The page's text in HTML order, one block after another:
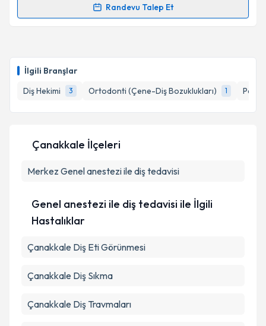
İlgili Branşlar
Diş Hekimi
3 Ortodonti (Çene-Diş Bozuklukları) 1
kapsamda işlenmesini kabul ediyorum.
Randevu Talep Et
Randevu Takvimi Talebi
takvim hazırlandığında e-posta ile bilgilendireceğiz.
E-posta Adresiniz
Metni'ni okudum ve kişisel verilerimin belirtilen
Çanakkale İlçeleri
Merkez Genel anestezi ile diş tedavisi
Genel anestezi ile diş tedavisi ile İlgili
Hastalıklar
Çanakkale Diş Eti Görünmesi
Çanakkale Diş Sıkma
Çanakkale Diş Travmaları